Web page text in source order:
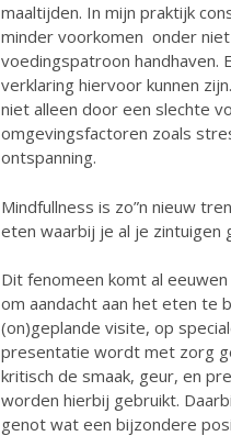
maaltijden. In mijn praktijk
minder voorkomen onder
voedingspatroon handhaven.
verklaring hiervoor kunnen
niet alleen door een slechte
omgevingsfactoren zoals
ontspanning.
Mindfullness is zo”n nieuw
eten waarbij je al je zintuigen
Dit fenomeen komt al
om aandacht aan het eten te
(on)geplande visite, op
presentatie wordt met zorg
kritisch de smaak, geur, en
worden hierbij gebruikt.
genot wat een bijzondere